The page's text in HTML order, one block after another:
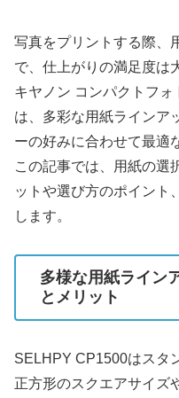
写真をプリントする際、
で、仕上がりの満足度は
キヤノン コンパクトフ
は、多彩な用紙ラインア
ーの好みに合わせて最適
この記事では、用紙の選
ットや選び方のポイント
します。
多様な用紙ライン
とメリット
SELHPY CP1500はスタ
正方形のスクエアサイズ